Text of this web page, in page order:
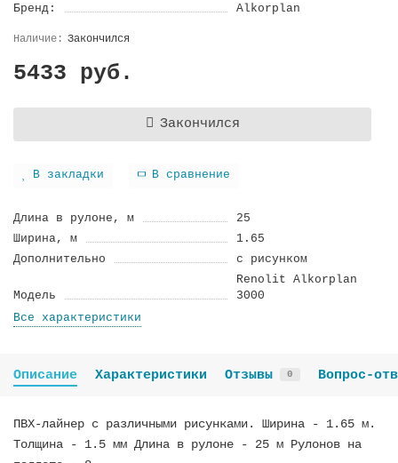
Бренд:
Alkorplan
Закончился
5433 руб.
Закончился
В закладки В сравнение
Длина в рулоне, м
25
Ширина, м
1.65
Дополнительно
с рисунком
Модель
Renolit Alkorplan
3000
Все характеристики
Описание Характеристики Отзывы 0 Вопрос-
ПВХ-лайнер с различными рисунками. Ширина - 1.65 м.
Толщина - 1.5 мм Длина в рулоне - 25 м Рулонов на